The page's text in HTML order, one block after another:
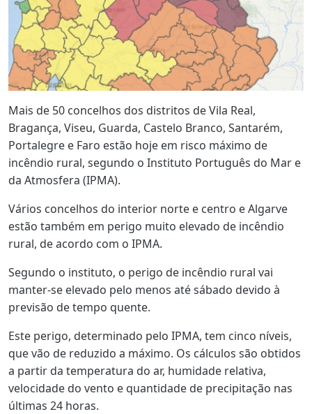
Mais de 50 concelhos dos distritos de Vila Real,
Bragança, Viseu, Guarda, Castelo Branco, Santarém,
Portalegre e Faro estão hoje em risco máximo de
incêndio rural, segundo o Instituto Português do Mar e
da Atmosfera (IPMA).
Vários concelhos do interior norte e centro e Algarve
estão também em perigo muito elevado de incêndio
rural, de acordo com o IPMA.
Segundo o instituto, o perigo de incêndio rural vai
manter-se elevado pelo menos até sábado devido à
previsão de tempo quente.
Este perigo, determinado pelo IPMA, tem cinco níveis,
que vão de reduzido a máximo. Os cálculos são obtidos
a partir da temperatura do ar, humidade relativa,
velocidade do vento e quantidade de precipitação nas
últimas 24 horas.